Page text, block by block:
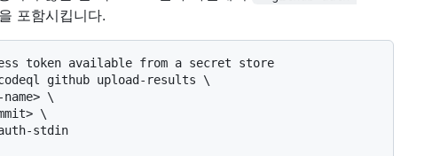
을 포함시킵니다.
token available from a secret store
github upload-results \